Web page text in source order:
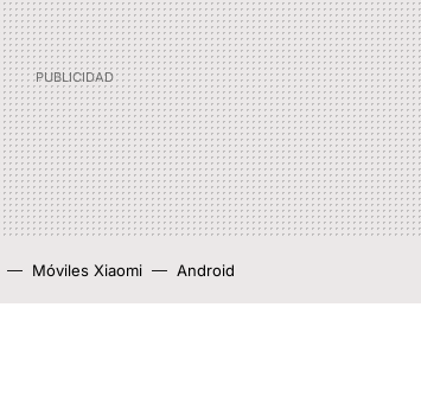
Móviles Xiaomi Android